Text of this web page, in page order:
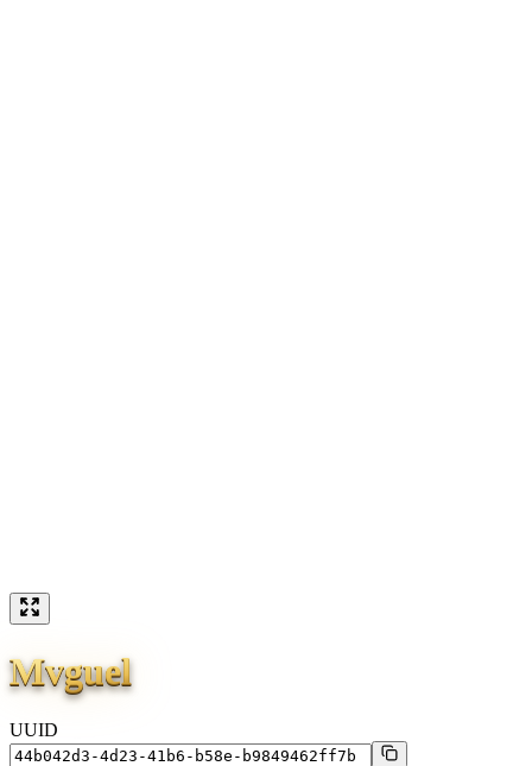
Mvguel
UUID